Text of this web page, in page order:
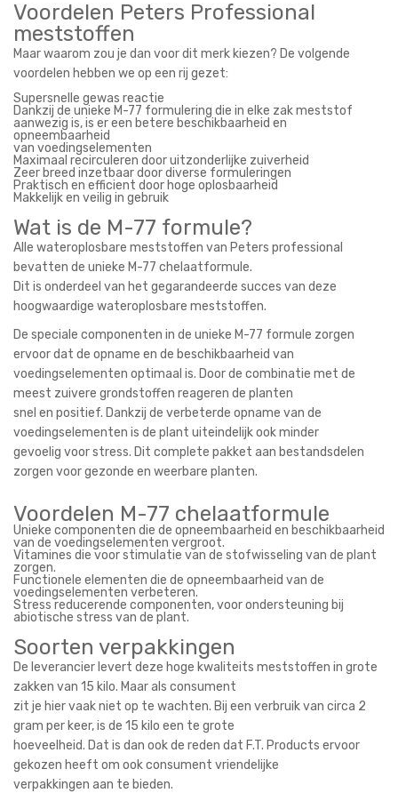
Voordelen Peters Professional
meststoffen
Maar waarom zou je dan voor dit merk kiezen? De volgende
voordelen hebben we op een rij gezet:
Supersnelle gewas reactie
Dankzij de unieke M-77 formulering die in elke zak meststof
aanwezig is, is er een betere beschikbaarheid en
opneembaarheid
van voedingselementen
Maximaal recirculeren door uitzonderlijke zuiverheid
Zeer breed inzetbaar door diverse formuleringen
Praktisch en efficient door hoge oplosbaarheid
Makkelijk en veilig in gebruik
Wat is de M-77 formule?
Alle wateroplosbare meststoffen van Peters professional
bevatten de unieke M-77 chelaatformule.
Dit is onderdeel van het gegarandeerde succes van deze
hoogwaardige wateroplosbare meststoffen.
De speciale componenten in de unieke M-77 formule zorgen
ervoor dat de opname en de beschikbaarheid van
voedingselementen optimaal is. Door de combinatie met de
meest zuivere grondstoffen reageren de planten
snel en positief. Dankzij de verbeterde opname van de
voedingselementen is de plant uiteindelijk ook minder
gevoelig voor stress. Dit complete pakket aan bestandsdelen
zorgen voor gezonde en weerbare planten.
Voordelen M-77 chelaatformule
Unieke componenten die de opneembaarheid en beschikbaarheid
van de voedingselementen vergroot.
Vitamines die voor stimulatie van de stofwisseling van de plant
zorgen.
Functionele elementen die de opneembaarheid van de
voedingselementen verbeteren.
Stress reducerende componenten, voor ondersteuning bij
abiotische stress van de plant.
Soorten verpakkingen
De leverancier levert deze hoge kwaliteits meststoffen in grote
zakken van 15 kilo. Maar als consument
zit je hier vaak niet op te wachten. Bij een verbruik van circa 2
gram per keer, is de 15 kilo een te grote
hoeveelheid. Dat is dan ook de reden dat F.T. Products ervoor
gekozen heeft om ook consument vriendelijke
verpakkingen aan te bieden.